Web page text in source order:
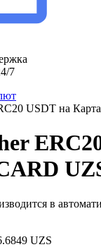
7
USDT на
в
UZS